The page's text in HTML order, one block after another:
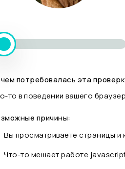
потребовалась эта
то в поведении вашего
причины:
Вы просматриваете страницы
Что-то мешает работе